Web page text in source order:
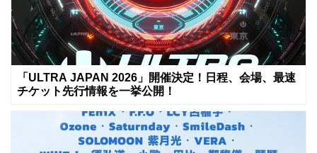
「ULTRA JAPAN 2026」開催決定！日程、会場、最速
チケット先行情報を一挙公開！